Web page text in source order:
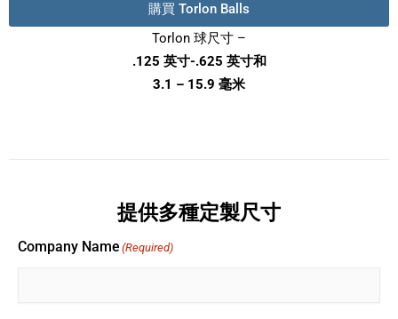
購買 Torlon Balls
Torlon 球尺寸 –
.125 英寸-.625 英寸和
3.1 – 15.9 毫米
提供多種定製尺寸
Company Name (Required)